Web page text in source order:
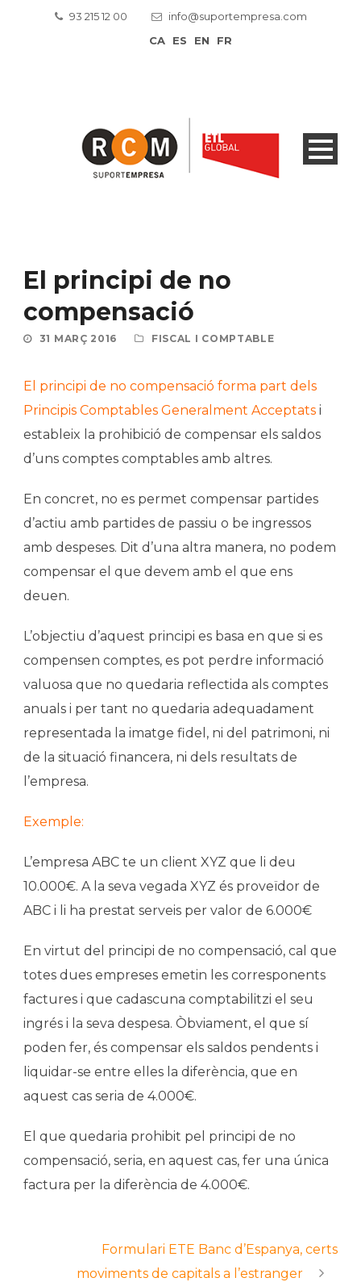
93 215 12 00
info@suportempresa.com
CA
ES EN FR
El principi de no
compensació
31 MARÇ 2016 FISCAL I COMPTABLE
El principi de no compensació forma part dels
Principis Comptables Generalment Acceptats i
estableix la prohibició de compensar els saldos
d’uns comptes comptables amb altres.
En concret, no es permet compensar partides
d’actiu amb partides de passiu o be ingressos
amb despeses. Dit d’una altra manera, no podem
compensar el que devem amb el que ens
deuen.
L’objectiu d’aquest principi es basa en que si es
compensen comptes, es pot perdre informació
valuosa que no quedaria reflectida als comptes
anuals i per tant no quedaria adequadament
representada la imatge fidel, ni del patrimoni, ni
de la situació financera, ni dels resultats de
l’empresa.
Exemple:
L’empresa ABC te un client XYZ que li deu
10.000€. A la seva vegada XYZ és proveïdor de
ABC i li ha prestat serveis per valor de 6.000€
En virtut del principi de no compensació, cal que
totes dues empreses emetin les corresponents
factures i que cadascuna comptabilitzi el seu
ingrés i la seva despesa. Òbviament, el que sí
poden fer, és compensar els saldos pendents i
liquidar-se entre elles la diferència, que en
aquest cas seria de 4.000€.
El que quedaria prohibit pel principi de no
compensació, seria, en aquest cas, fer una única
factura per la diferència de 4.000€.
Formulari ETE Banc d’Espanya, certs
moviments de capitals a l’estranger